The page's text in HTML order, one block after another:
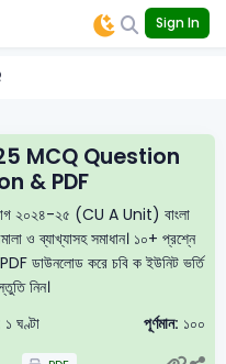
Sign In
MCQ Question
& PDF
২০২৪-২৫ (CU A Unit) বাংলা
ও ব্যাখ্যাসহ সমাধান। ১০+ প্রশ্নে
ডাউনলোড করে চবি ক ইউনিট ভর্তি
নিন।
১ ঘণ্টা পূর্ণমান: ১০০